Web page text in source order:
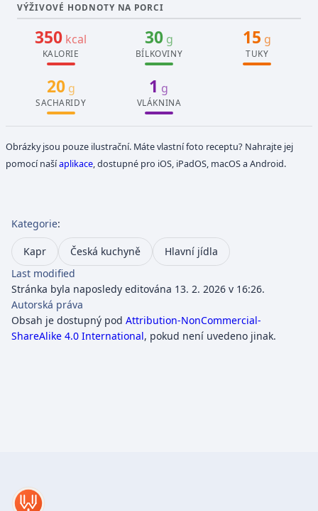
VÝŽIVOVÉ HODNOTY NA PORCI
350 kcal
KALORIE
30g
BÍLKOVINY
15 g
TUKY
20g
SACHARIDY
1 g
VLÁKNINA
Obrázky jsou pouze ilustrační. Máte vlastní foto receptu? Nahrajte jej
pomocí našíaplikace, dostupné pro iOS, iPadOS, macOS a Android.
Kategorie:
Kapr Česká kuchyně
Hlavní jídla
Last modified
Stránka byla naposledy editována 13. 2. 2026 v 16:26.
Autorská práva
Obsah je dostupný pod Attribution-NonCommercial-
ShareAlike 4.0 International, pokud není uvedeno jinak.